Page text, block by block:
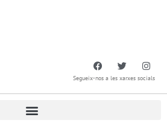
Segueix-nos a les xarxes socials